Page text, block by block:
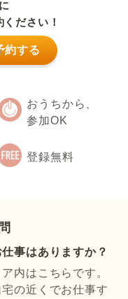
ださい！
約する
おうちから、
参加OK
登録無料
事はありますか？
内はこちらです。
の近くでお仕事す